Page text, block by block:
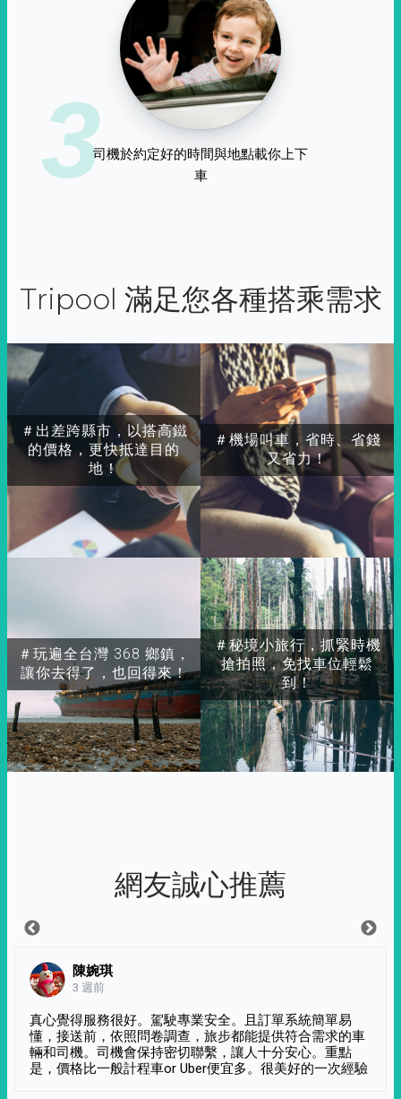
3司機於約定好的時間與地點載你上下
車
Tripool 滿足您各種搭乘需求
＃出差跨縣市，以搭高鐵
的價格，更快抵達目的
地！
＃玩遍全台灣 368 鄉鎮，
讓你去得了，也回得來！
＃秘境小旅行，抓緊時機
搶拍照，免找車位輕鬆
到！
＃機場叫車，省時、省錢
又省力！
網友誠心推薦
陳婉琪
3 週前
真心覺得服務很好。駕駛專業安全。且訂單系統簡單易
懂，接送前，依照問卷調查，旅步都能提供符合需求的車
輛和司機。司機會保持密切聯繫，讓人十分安心。重點
是，價格比一般計程車or Uber便宜多。很美好的一次經驗